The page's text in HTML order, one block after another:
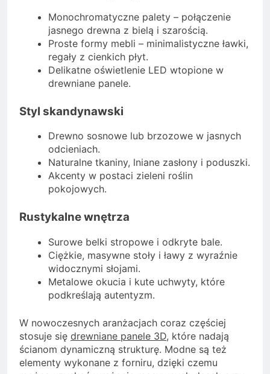
Monochromatyczne palety – połączenie
jasnego drewna z bielą i szarością.
Proste formy mebli – minimalistyczne ławki,
regały z cienkich płyt.
Delikatne oświetlenie LED wtopione w
drewniane panele.
Styl skandynawski
Drewno sosnowe lub brzozowe w jasnych
odcieniach.
Naturalne tkaniny, lniane zasłony i poduszki.
Akcenty w postaci zieleni roślin
pokojowych.
Rustykalne wnętrza
Surowe belki stropowe i odkryte bale.
Ciężkie, masywne stoły i ławy z wyraźnie
widocznymi słojami.
Metalowe okucia i kute uchwyty, które
podkreślają autentyzm.
W nowoczesnych aranżacjach coraz częściej
stosuje się drewniane panele 3D, które nadają
ścianom dynamiczną strukturę. Modne są też
elementy wykonane z forniru, dzięki czemu